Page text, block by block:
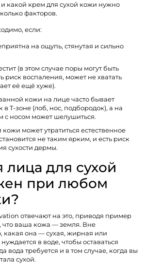
и какой крем для сухой кожи нужно
факторов.
если:
на ощупь, стянутая и сильно
(в этом случае поры могут быть
риск воспаления, может не хватать
её ещё хуже).
кожи на лице часто бывает
T-зоне (лоб, нос, подбородок), а на
с носом может шелушиться.
может утратиться естественное
не таким ярким, и есть риск
сухости дермы.
лица для сухой
при любом
отвечают на это, приводя пример
что ваша кожа — земля. Вне
какая она — сухая, жирная или
в воде, чтобы оставаться
вода требуется и в том случае, когда вы
сухой.